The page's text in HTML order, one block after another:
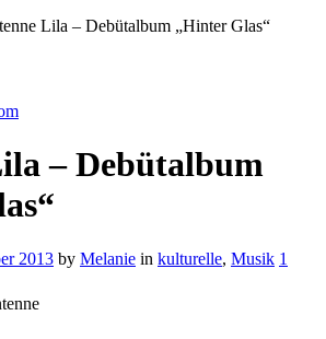
Lila – Debütalbum „Hinter Glas“
– Debütalbum
2013 by Melanie in kulturelle, Musik 1